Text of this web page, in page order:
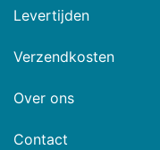
Levertijden
Verzendkosten
Over ons
Contact